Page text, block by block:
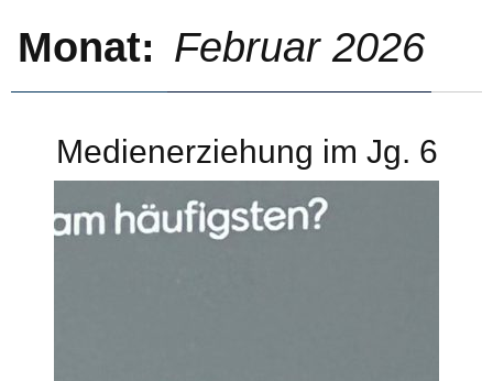
Monat: Februar 2026
Medienerziehung im Jg. 6